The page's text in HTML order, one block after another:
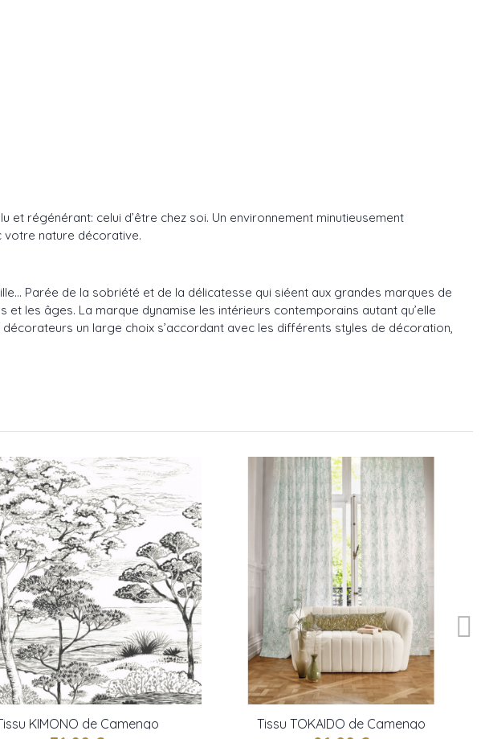
régénérant: celui d’être chez soi. Un environnement minutieusement
votre nature décorative.
Parée de la sobriété et de la délicatesse qui siéent aux grandes marques de
les âges. La marque dynamise les intérieurs contemporains autant qu’elle
un large choix s’accordant avec les différents styles de décoration,
KIMONO de Camengo Tissu TOKAIDO de Camengo